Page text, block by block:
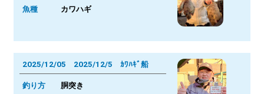
魚種 カワハギ
2025/12/05 2025/12/5 ｶﾜﾊｷﾞ船
釣り方 胴突き